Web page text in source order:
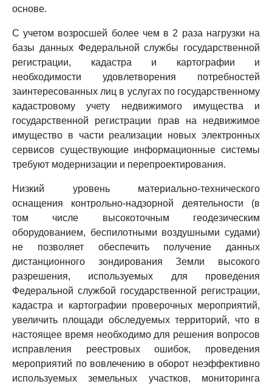
основе.
С учетом возросшей более чем в 2 раза нагрузки на
базы данных Федеральной службы государственной
регистрации, кадастра и картографии и
необходимости удовлетворения потребностей
заинтересованных лиц в услугах по государственному
кадастровому учету недвижимого имущества и
государственной регистрации прав на недвижимое
имущество в части реализации новых электронных
сервисов существующие информационные системы
требуют модернизации и перепроектирования.
Низкий уровень материально-технического
оснащения контрольно-надзорной деятельности (в
том числе высокоточным геодезическим
оборудованием, беспилотными воздушными судами)
не позволяет обеспечить получение данных
дистанционного зондирования Земли высокого
разрешения, используемых для проведения
Федеральной службой государственной регистрации,
кадастра и картографии проверочных мероприятий,
увеличить площади обследуемых территорий, что в
настоящее время необходимо для решения вопросов
исправления реестровых ошибок, проведения
мероприятий по вовлечению в оборот неэффективно
используемых земельных участков, мониторинга